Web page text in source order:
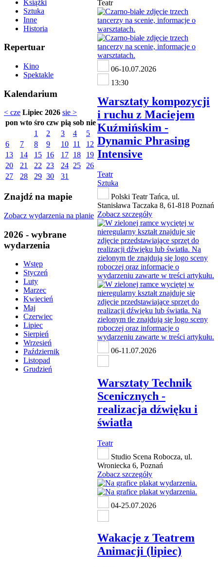
Książki
Sztuka
Inne
Historia
Repertuar
Kino
Spektakle
Kalendarium
< cze Lipiec 2026 sie >
pon wto śro czw pią sob nie
1
2 3 4
5
6
7 8 9 10 11
12
13
14 15 16 17 18
19
20
21 22 23 24 25
26
27
28 29 30 31
Znajdź na mapie
Zobacz wydarzenia na planie
2026 - wybrane
wydarzenia
Wstęp
Styczeń
Luty
Marzec
Kwiecień
Maj
Czerwiec
Lipiec
Sierpień
Wrzesień
Październik
Listopad
Grudzień
Teatr
06-10.07.2026
13:30
Warsztaty kompozycji
i ruchu z Maciejem
Kuźmińskim -
Dynamic Phrasing
Intensive
Teatr
Sztuka
Polski Teatr Tańca, ul.
Stanisława Taczaka 8, 61-818 Poznań
Zobacz szczegóły
06-11.07.2026
Warsztaty Technik
Scenicznych -
realizacja dźwięku i
światła
Teatr
Studio Scena Robocza, ul.
Wroniecka 6, Poznań
Zobacz szczegóły
04-25.07.2026
Wakacje z Teatrem
Animacji (lipiec)